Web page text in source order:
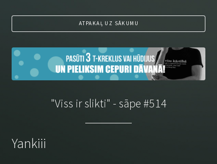
ATPAKAĻ UZ SĀKUMU
"Viss ir slikti" - sāpe #514
Yankiii